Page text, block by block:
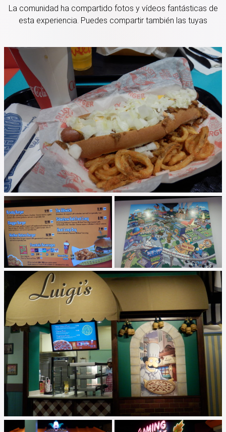
La comunidad ha compartido fotos y vídeos fantásticas de
esta experiencia. Puedes compartir también las tuyas